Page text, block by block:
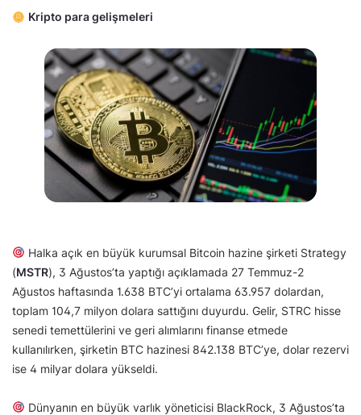
Kripto para gelişmeleri
Halka açık en büyük kurumsal Bitcoin hazine şirketi Strategy
(MSTR), 3 Ağustos’ta yaptığı açıklamada 27 Temmuz-2
Ağustos haftasında 1.638 BTC’yi ortalama 63.957 dolardan,
toplam 104,7 milyon dolara sattığını duyurdu. Gelir, STRC hisse
senedi temettülerini ve geri alımlarını finanse etmede
kullanılırken, şirketin BTC hazinesi 842.138 BTC’ye, dolar rezervi
ise 4 milyar dolara yükseldi.
Dünyanın en büyük varlık yöneticisi BlackRock, 3 Ağustos’ta